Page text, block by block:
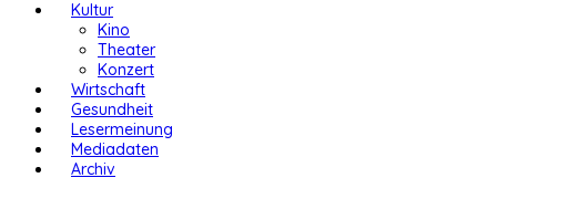
Kultur
Kino
Theater
Konzert
Wirtschaft
Gesundheit
Lesermeinung
Mediadaten
Archiv